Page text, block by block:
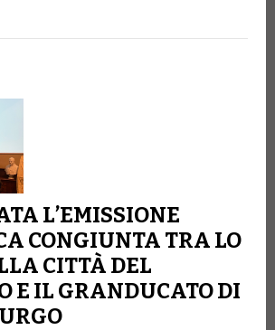
L’EMISSIONE
CONGIUNTA TRA LO
CITTÀ DEL
E IL GRANDUCATO DI